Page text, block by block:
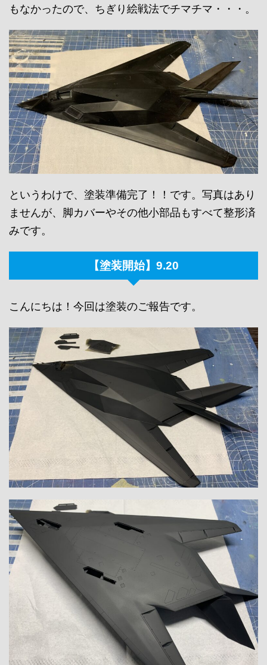
もなかったので、ちぎり絵戦法でチマチマ・・・。
というわけで、塗装準備完了！！です。写真はあり
ませんが、脚カバーやその他小部品もすべて整形済
みです。
【塗装開始】9.20
こんにちは！今回は塗装のご報告です。